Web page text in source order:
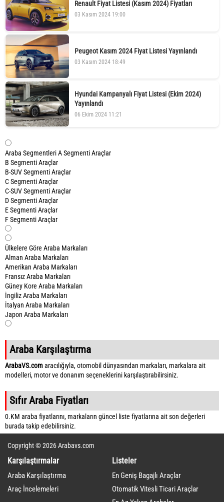
Renault Fiyat Listesi (Kasım 2024) Fiyatları
03 Kasım 2024 19:00
Peugeot Kasım 2024 Fiyat Listesi Yayınlandı
03 Kasım 2024 18:49
Hyundai Kampanyalı Fiyat Listesi (Ekim 2024)
Yayınlandı
06 Ekim 2024 11:21
Araba SegmentleriA Segmenti Araçlar
B Segmenti Araçlar
B-SUV Segmenti Araçlar
C Segmenti Araçlar
C-SUV Segmenti Araçlar
D Segmenti Araçlar
E Segmenti Araçlar
F Segmenti Araçlar
Ülkelere Göre Araba Markaları
Alman Araba Markaları
Amerikan Araba Markaları
Fransız Araba Markaları
Güney Kore Araba Markaları
İngiliz Araba Markaları
İtalyan Araba Markaları
Japon Araba Markaları
Araba Karşılaştırma
ArabaVS.comaracılığıyla, otomobil dünyasından markaları, markalara ait
modelleri, motor ve donanım seçeneklerini karşılaştırabilirsiniz.
Sıfır Araba Fiyatları
0.KM araba fiyatlarını, markaların güncel liste fiyatlarına ait son değerleri
burada takip edebilirsiniz.
Copyright © 2026 Arabavs.com
Karşılaştırmalar
Araba Karşılaştırma
Araç İncelemeleri
Listeler
En Geniş Bagajlı Araçlar
Otomatik Vitesli Ticari Araçlar